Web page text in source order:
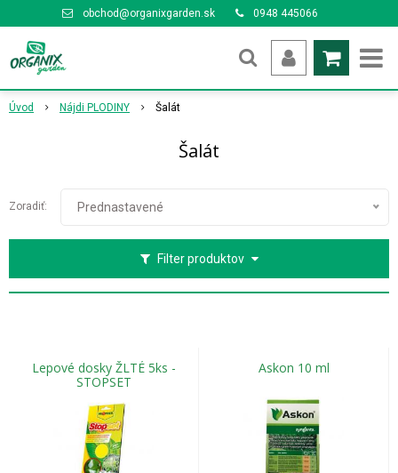
obchod@organixgarden.sk 0948 445066
Úvod Nájdi PLODINY Šalát
Šalát
Filter produktov
Zoradiť: Prednastavené
Lepové dosky ŽLTÉ 5ks -
STOPSET
Askon 10 ml